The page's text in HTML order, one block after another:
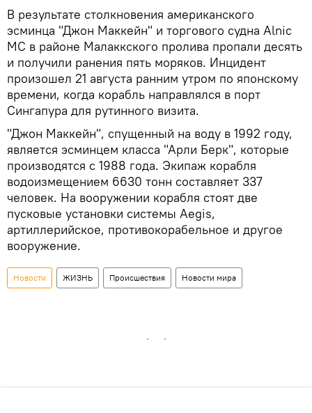
В результате столкновения американского
эсминца "Джон Маккейн" и торгового судна Alnic
MC в районе Малаккского пролива пропали десять
и получили ранения пять моряков. Инцидент
произошел 21 августа ранним утром по японскому
времени, когда корабль направлялся в порт
Сингапура для рутинного визита.
"Джон Маккейн", спущенный на воду в 1992 году,
является эсминцем класса "Арли Берк", которые
производятся с 1988 года. Экипаж корабля
водоизмещением 6630 тонн составляет 337
человек. На вооружении корабля стоят две
пусковые установки системы Aegis,
артиллерийское, противокорабельное и другое
вооружение.
Новости ЖИЗНЬ Происшествия Новости мира